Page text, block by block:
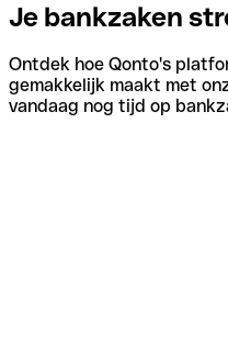
Je bankzaken
Ontdek hoe Qonto's
gemakkelijk maakt met
vandaag nog tijd op